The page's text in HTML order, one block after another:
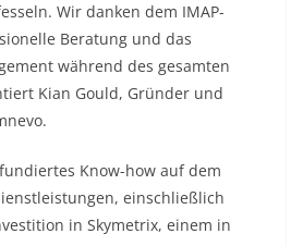
Wir danken dem IMAP-
Beratung und das
während des gesamten
Kian Gould, Gründer und
Know-how auf dem
einschließlich
in Skymetrix, einem in